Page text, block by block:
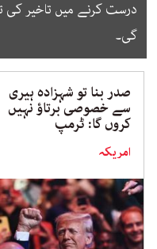
درست کرنے میں تاخیر کی
گی۔
صدر بنا تو شہزادہ ہیری
سے خصوصی برتاؤ نہیں
کروں گا: ٹرمپ
امریکہ